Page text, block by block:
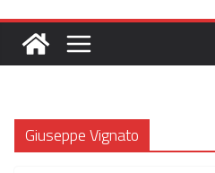
Giuseppe Vignato